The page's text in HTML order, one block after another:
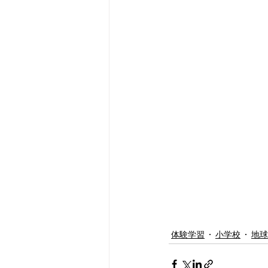
体験学習 小学校 地